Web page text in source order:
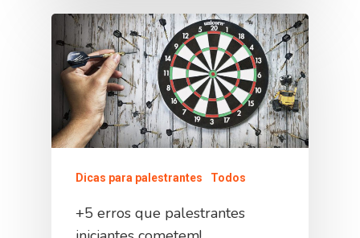
Dicas para palestrantes Todos
+5 erros que palestrantes